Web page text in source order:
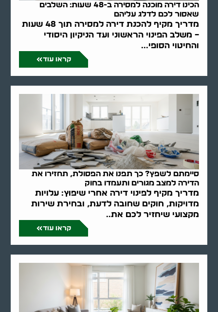
הכינו דירה מוכנה למסירה ב-48 שעות: השלבים
שאסור לכם לדלג עליהם
מדריך מקיף להכנת דירה למסירה תוך 48 שעות
– משלב הפינוי הראשוני ועד הניקיון היסודי
והחיטוי הסופי...
קראו עוד
סיימתם לשפץ? כך תפנו את הפסולת, תחזירו את
הדירה למצב מגורים ותעמדו בחוק
מדריך מקיף לפינוי דירה אחרי שיפוץ: עלויות
מדויקות, חוקים שחובה לדעת, ובחירת שירות
מקצועי שיחזיר לכם את..
קראו עוד